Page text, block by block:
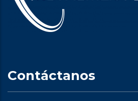
Contáctanos